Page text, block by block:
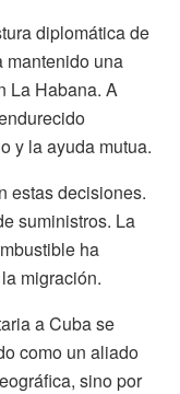
diplomática de
mantenido una
La Habana. A
y la ayuda mutua.
estas decisiones.
suministros. La
ha
migración.
a Cuba se
como un aliado
sino por